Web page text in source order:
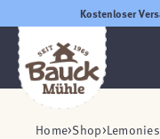
Kostenloser
Home Shop